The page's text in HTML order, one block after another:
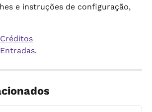
e instruções de configuração,
.